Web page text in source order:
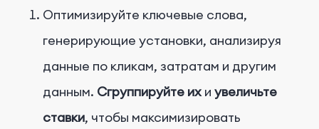
Оптимизируйте ключевые слова,
генерирующие установки, анализируя
данные по кликам, затратам и другим
данным. Сгруппируйте их и увеличьте
ставки, чтобы максимизировать